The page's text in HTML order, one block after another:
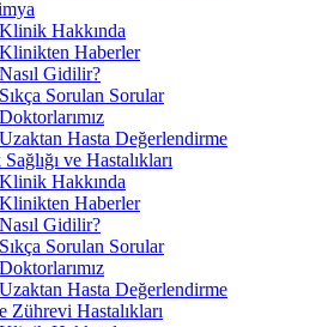
Klinik Hakkında
Klinikten Haberler
Nasıl Gidilir?
Sıkça Sorulan Sorular
Doktorlarımız
Uzaktan Hasta Değerlendirme
ve Hastalıkları
Klinik Hakkında
Klinikten Haberler
Nasıl Gidilir?
Sıkça Sorulan Sorular
Doktorlarımız
Uzaktan Hasta Değerlendirme
Zührevi Hastalıkları